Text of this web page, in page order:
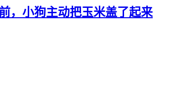
，小狗主动把玉米盖了起来